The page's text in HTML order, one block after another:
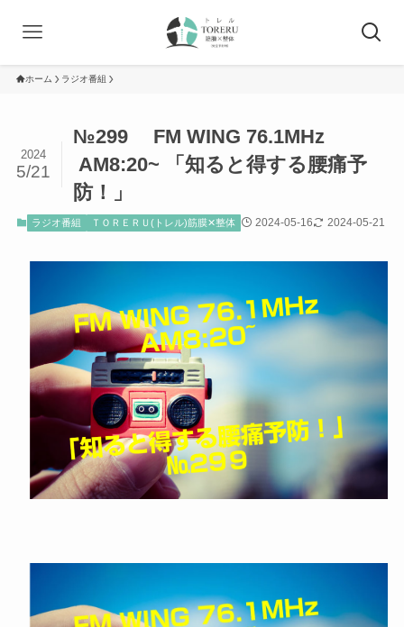
ホーム ラジオ番組
№299 FM WING 76.1MHz
AM8:20~ 「知ると得する腰痛予
防！」
2024
5/21
ラジオ番組 ＴＯＲＥＲＵ(トレル)筋膜✕整体 2024-05-16 2024-05-21